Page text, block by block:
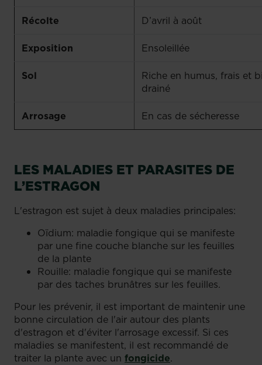
Récolte D’avril à août
Exposition Ensoleillée
Sol
Riche en humus, frais et
drainé
Arrosage En cas de sécheresse
LES MALADIES ET PARASITES DE
L’ESTRAGON
L'estragon est sujet à deux maladies principales:
Oïdium: maladie fongique qui se manifeste
par une fine couche blanche sur les feuilles
de la plante
Rouille: maladie fongique qui se manifeste
par des taches brunâtres sur les feuilles.
Pour les prévenir, il est important de maintenir une
bonne circulation de l'air autour des plants
d'estragon et d'éviter l'arrosage excessif. Si ces
maladies se manifestent, il est recommandé de
traiter la plante avec un fongicide.